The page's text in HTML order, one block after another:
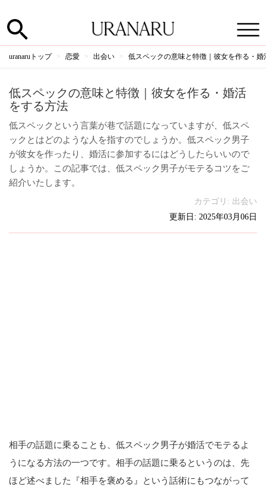
uranaruトップ 恋愛 出会い 低スペックの意味と特徴｜彼女を作る・婚
低スペックの意味と特徴｜彼女を作る・婚活
をする方法
低スペックという言葉が巷で話題になっていますが、低スペ
ックとはどのような人を指すのでしょうか。低スペック男子
が彼女を作ったり、婚活に参加するにはどうしたらいいので
しょうか。この記事では、低スペック男子がモテるコツをご
紹介いたします。
カテゴリ: 出会い
更新日: 2025年03月06日
相手の話題に乗ることも、低スペック男子が婚活でモテるよ
うになる方法の一つです。相手の話題に乗るというのは、先
ほど述べました『相手を褒める』という話術にもつながって